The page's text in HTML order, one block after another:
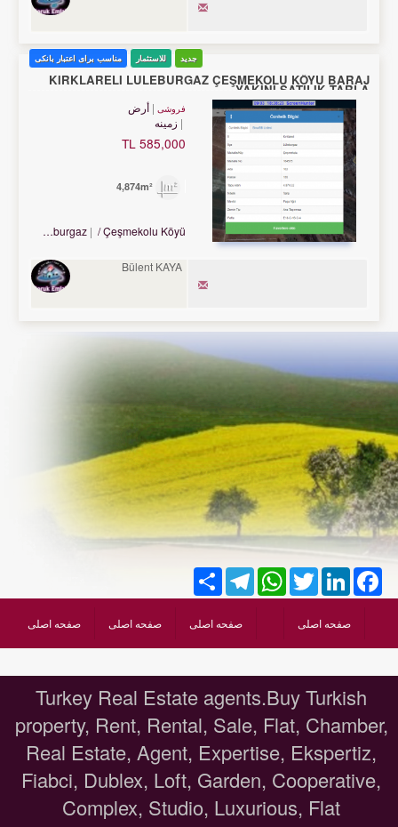
جدید للاستثمار مناسب برای اعتبار بانکی
KIRKLARELİ LÜLEBURGAZ ÇEŞMEKOLU KÖYÜ BARAJ
YAKINI SATILIK TARLA
فروشی
أرض
زمینه
585,000 TL
Turkey Kırklareli / Lüleburgaz / Çeşmekolu Köyü
Bülent KAYA
صفحه اصلی صفحه اصلی صفحه اصلی صفحه اصلی
Facebook
LinkedIn
Twitter
WhatsApp
Telegram
Share
Turkey Real Estate agents.Buy Turkish
property, Rent, Rental, Sale, Flat, Chamber,
Real Estate, Agent, Expertise, Ekspertiz,
Fiabci, Dublex, Loft, Garden, Cooperative,
Complex, Studio, Luxurious, Flat